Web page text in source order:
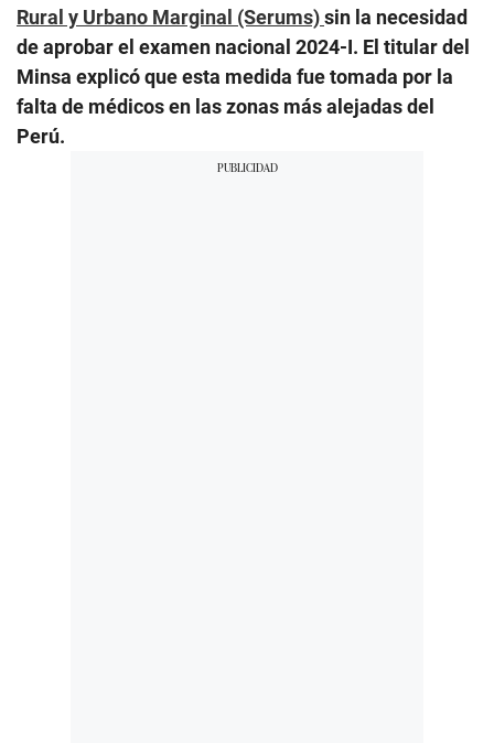
Rural y Urbano Marginal (Serums)sin la necesidad
de aprobar el examen nacional 2024-I. El titular del
Minsa explicó que esta medida fue tomada por la
falta de médicos en las zonas más alejadas del
Perú.